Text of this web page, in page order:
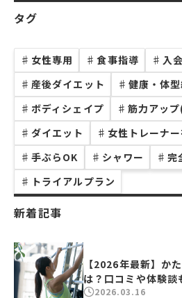
タグ
♯ 女性専用 ♯ 食事指導 ♯ 入
♯ 産後ダイエット ♯ 健康・体
♯ ボディシェイプ ♯ 筋力アッ
♯ ダイエット ♯ 女性トレーナ
♯ 手ぶらOK ♯ シャワー ♯ 完
♯ トライアルプラン
新着記事
【2026年最新】か
は？口コミや体験談
2026.03.16